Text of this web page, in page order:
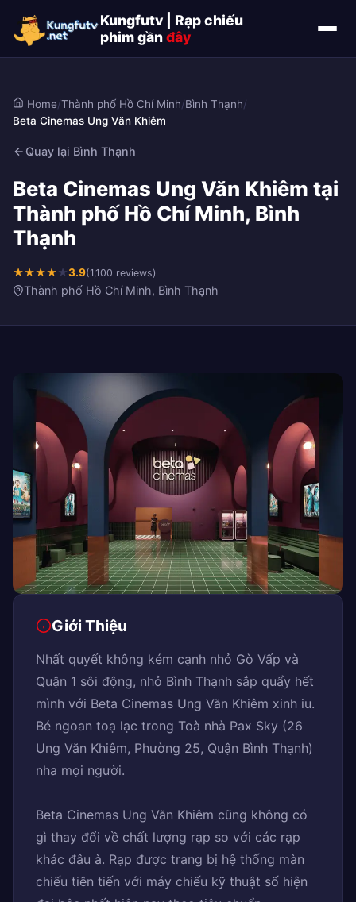
Kungfutv | Rạp chiếu
phim gầnđây
Home/Thành phố Hồ Chí Minh/Bình Thạnh/
Beta Cinemas Ung Văn Khiêm
Quay lại Bình Thạnh
Beta Cinemas Ung Văn Khiêm tại
Thành phố Hồ Chí Minh, Bình
Thạnh
★★★★★3.9(1,100 reviews)
Thành phố Hồ Chí Minh, Bình Thạnh
Giới Thiệu
Nhất quyết không kém cạnh nhỏ Gò Vấp và
Quận 1 sôi động, nhỏ Bình Thạnh sắp quẩy hết
mình với Beta Cinemas Ung Văn Khiêm xinh iu.
Bé ngoan toạ lạc trong Toà nhà Pax Sky (26
Ung Văn Khiêm, Phường 25, Quận Bình Thạnh)
nha mọi người.
Beta Cinemas Ung Văn Khiêm cũng không có
gì thay đổi về chất lượng rạp so với các rạp
khác đâu à. Rạp được trang bị hệ thống màn
chiếu tiên tiến với máy chiếu kỹ thuật số hiện